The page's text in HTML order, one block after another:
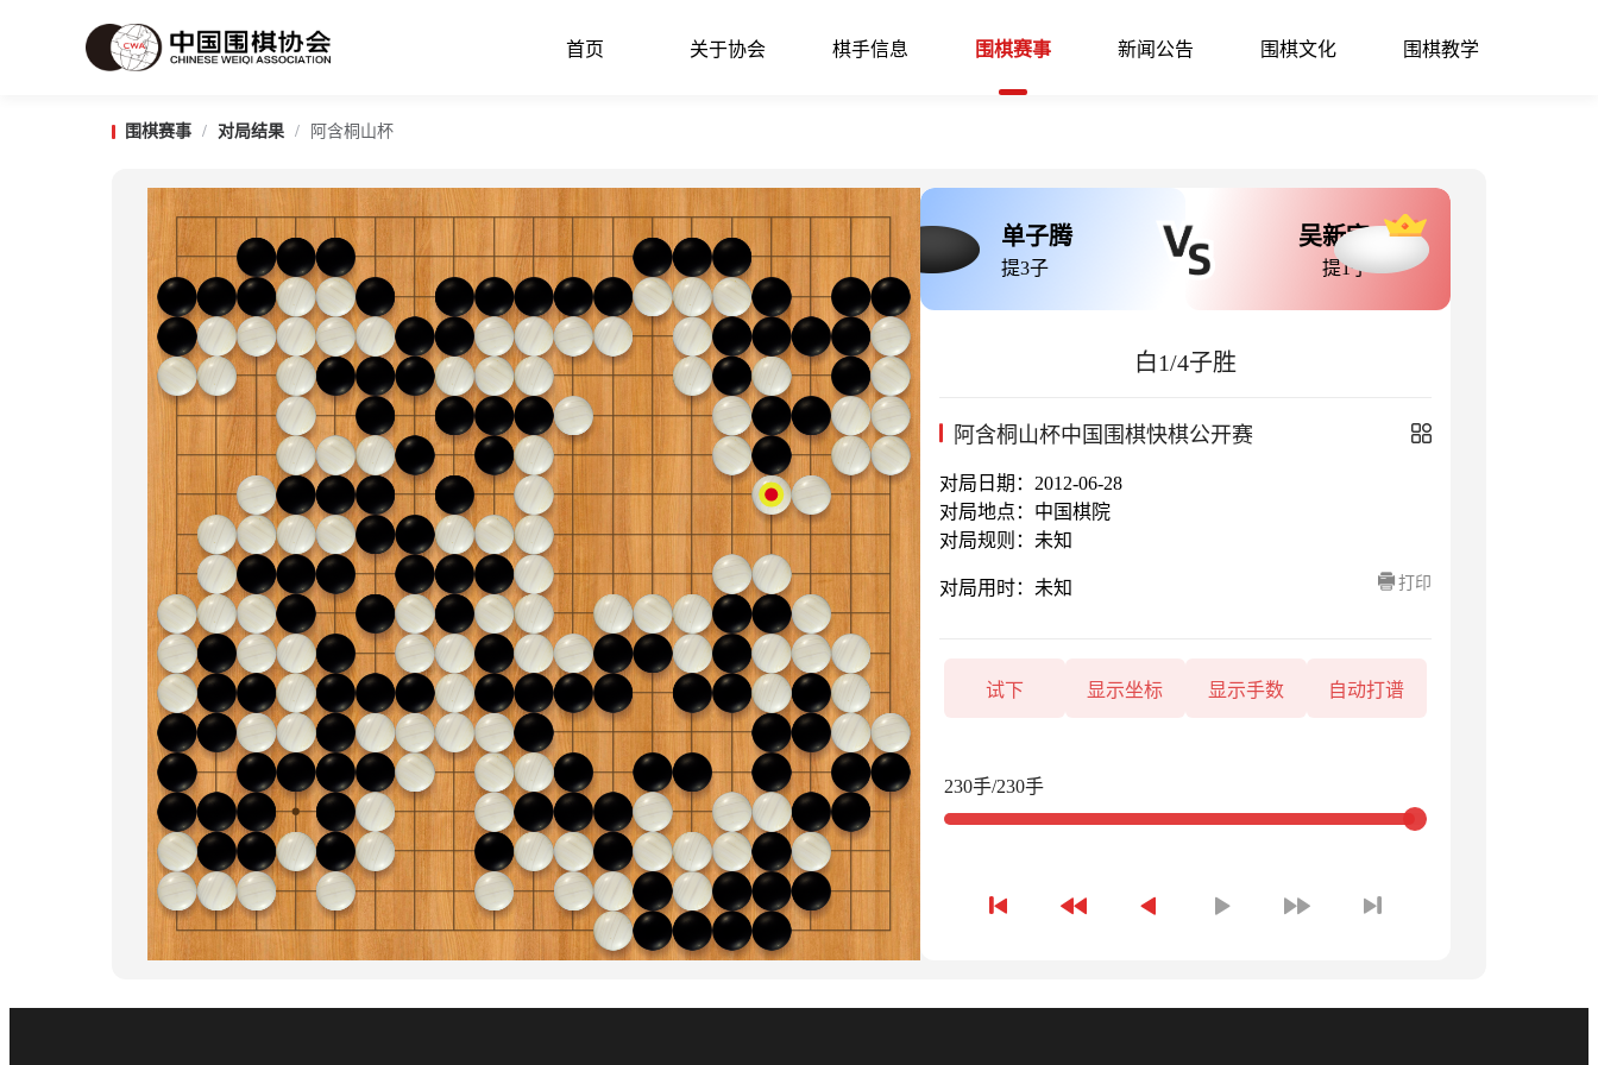
首页 关于协会 棋手信息 围棋赛事 新闻公告 围棋文化 围棋教学
围棋赛事 / 对局结果 / 阿含桐山杯
单子腾
提3子
吴新宇
提1子
白1/4子胜
阿含桐山杯中国围棋快棋公开赛
对局日期：2012-06-28
对局地点：中国棋院
对局规则：未知
对局用时：未知 打印
试下 显示坐标 显示手数 自动打谱
230手/230手